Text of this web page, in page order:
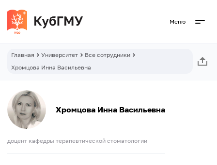
Меню
Главная Университет
Все сотрудники
Хромцова Инна Васильевна
Хромцова Инна Васильевна
доцент кафедры терапевтической стоматологии